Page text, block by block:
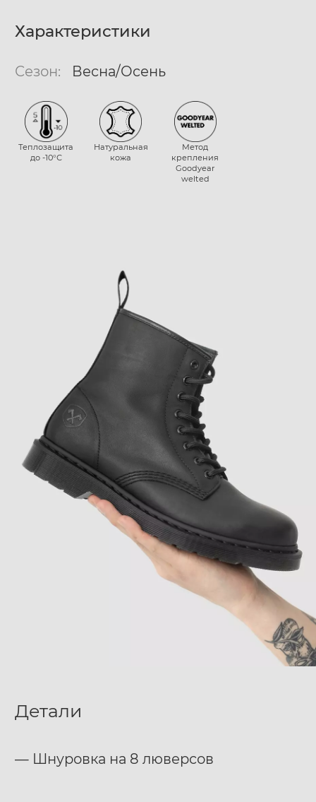
Характеристики
Сезон: Весна/Осень
Теплозащита
до -10°С
Натуральная
кожа
Метод
крепления
Goodyear
welted
Детали
— Шнуровка на 8 люверсов